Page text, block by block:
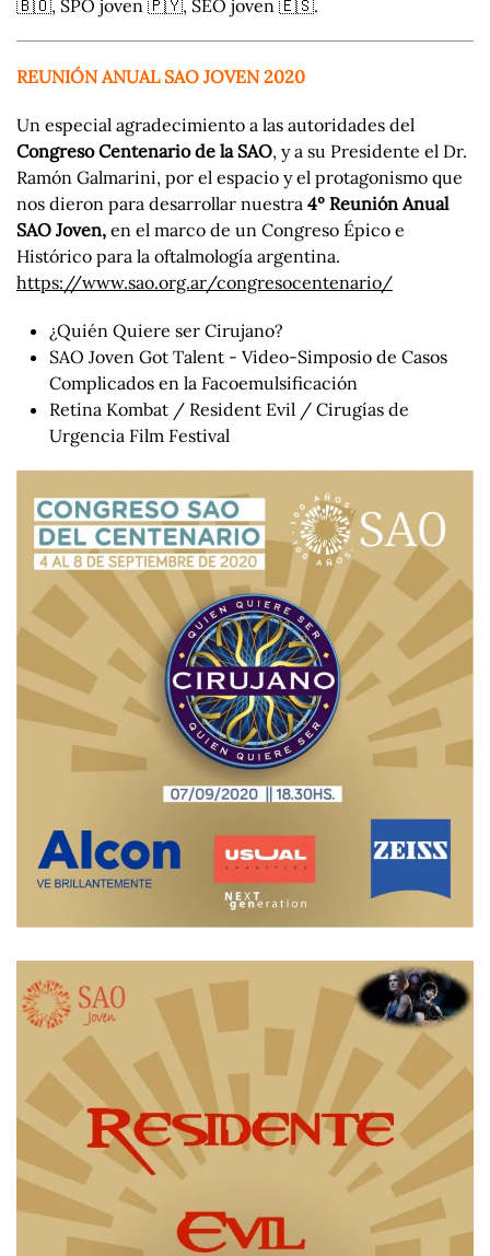
🇧🇴, SPO joven 🇵🇾, SEO joven 🇪🇸.
REUNIÓN ANUAL SAO JOVEN 2020
Un especial agradecimiento a las autoridades del
Congreso Centenario de la SAO, y a su Presidente el Dr.
Ramón Galmarini, por el espacio y el protagonismo que
nos dieron para desarrollar nuestra 4º Reunión Anual
SAO Joven, en el marco de un Congreso Épico e
Histórico para la oftalmología argentina.
https://www.sao.org.ar/congresocentenario/
¿Quién Quiere ser Cirujano?
SAO Joven Got Talent - Video-Simposio de Casos
Complicados en la Facoemulsificación
Retina Kombat / Resident Evil / Cirugías de
Urgencia Film Festival